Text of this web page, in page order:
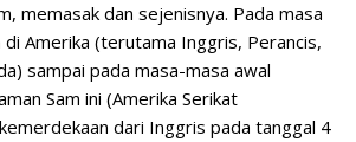
memasak dan sejenisnya. Pada masa
di Amerika (terutama Inggris, Perancis,
sampai pada masa-masa awal
Sam ini (Amerika Serikat
dari Inggris pada tanggal 4